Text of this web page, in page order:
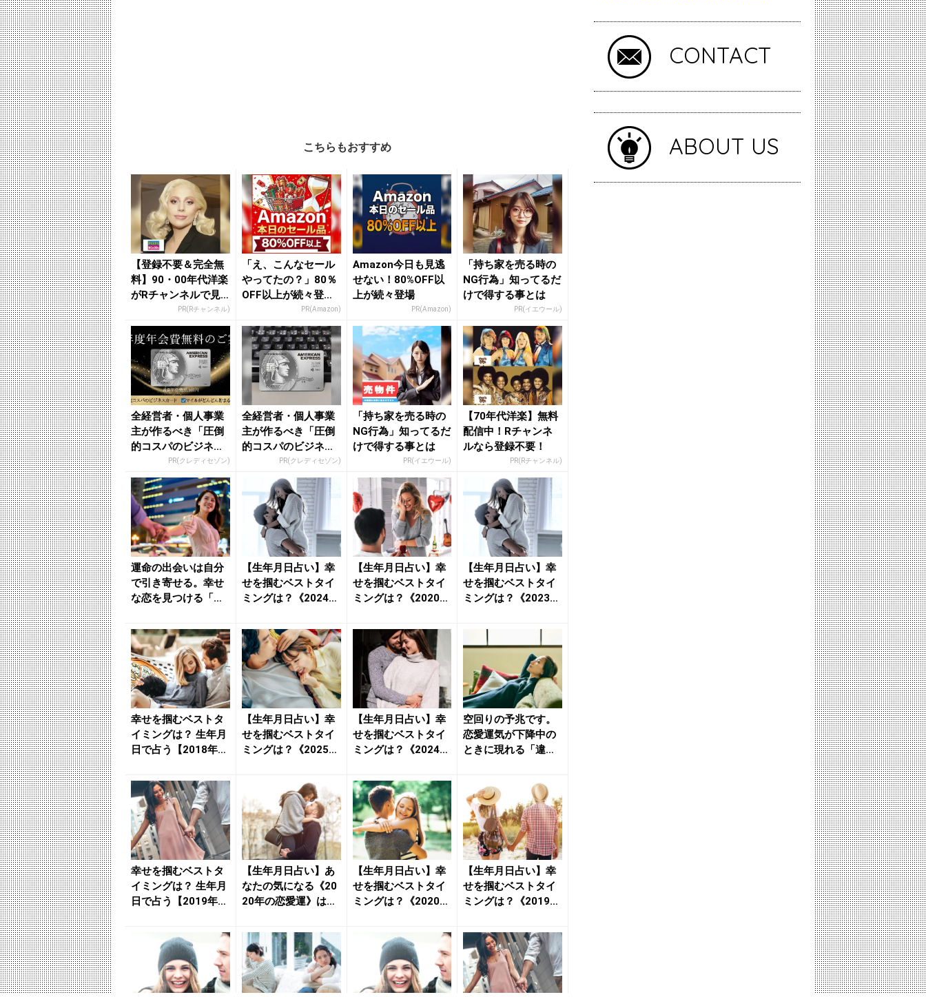
こちらもおすすめ
【登録不要＆完全無
料】90・00年代洋楽
がRチャンネルで見
PR(Rチャンネル)
「え、こんなセール
やってたの？」80％
OFF以上が続々登
場！Amazonの本気
が...
PR(Amazon)
Amazon今日も見逃
せない！80%OFF以
上が続々登場
PR(Amazon)
「持ち家を売る時の
NG行為」知ってるだ
けで得する事とは
PR(イエウール)
全経営者・個人事業
主が作るべき「圧倒
的コスパのビジネス
カード」PR(クレディセゾン)
全経営者・個人事業
主が作るべき「圧倒
的コスパのビジネス
カード」PR(クレディセゾン)
「持ち家を売る時の
NG行為」知ってるだ
けで得する事とは
PR(イエウール)
【70年代洋楽】無料
配信中！Rチャンネ
ルなら登録不要！
PR(Rチャンネル)
運命の出会いは自分
で引き寄せる。幸せ
な恋を見つける「秘
ニュ...
【生年月日占い】幸
せを掴むベストタイ
ミングは？《2024年
...
【生年月日占い】幸
せを掴むベストタイ
ミングは？《2020年
【生年月日占い】幸
せを掴むベストタイ
ミングは？《2023年
幸せを掴むベストタ
イミングは？ 生年月
日で占う【2018年1
模...
【生年月日占い】幸
せを掴むベストタイ
ミングは？《2025年
【生年月日占い】幸
せを掴むベストタイ
ミングは？《2024年
様...
空回りの予兆です。
恋愛運気が下降中の
ときに現れる「違和
幸せを掴むベストタ
イミングは？ 生年月
日で占う【2019年4
【生年月日占い】あ
なたの気になる《20
20年の恋愛運》は？
【生年月日占い】幸
せを掴むベストタイ
ミングは？《2020年
【生年月日占い】幸
せを掴むベストタイ
ミングは？《2019年
...
CONTACT
ABOUT US